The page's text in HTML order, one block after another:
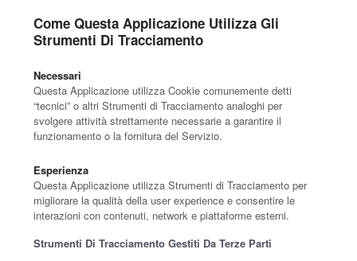
Come Questa Applicazione Utilizza Gli
Strumenti Di Tracciamento
Necessari
Questa Applicazione utilizza Cookie comunemente detti
“tecnici” o altri Strumenti di Tracciamento analoghi per
svolgere attività strettamente necessarie a garantire il
funzionamento o la fornitura del Servizio.
Esperienza
Questa Applicazione utilizza Strumenti di Tracciamento per
migliorare la qualità della user experience e consentire le
interazioni con contenuti, network e piattaforme esterni.
Strumenti Di Tracciamento Gestiti Da Terze Parti